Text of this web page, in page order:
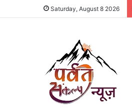
Saturday, August 8 2026